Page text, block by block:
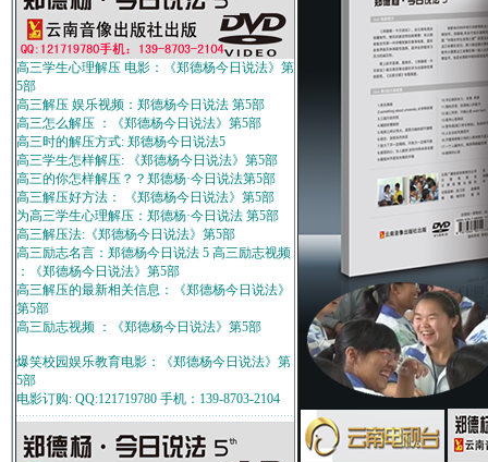
高三学生心理解压 电影：《郑德杨今日说法》第
5部
高三解压 娱乐视频：郑德杨今日说法 第5部
高三怎么解压 ：《郑德杨今日说法》第5部
高三时的解压方式: 郑德杨今日说法5
高三学生怎样解压: 《郑德杨今日说法》第5部
高三的你怎样解压？？郑德杨·今日说法第5部
高三解压好方法： 《郑德杨今日说法》第5部
为高三学生心理解压：郑德杨·今日说法 第5部
高三解压法:《郑德杨今日说法》第5部
高三励志名言：郑德杨今日说法 5 高三励志视频
：《郑德杨今日说法》第5部
高三解压的最新相关信息：《郑德杨今日说法》
第5部
高三励志视频 ：《郑德杨今日说法》第5部
爆笑校园娱乐教育电影：《郑德杨今日说法》第
5部
电影订购: QQ:121719780 手机：139-8703-2104